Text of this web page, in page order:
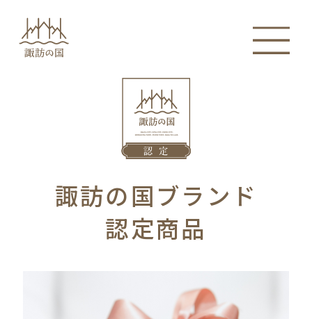
諏訪の国ブランド
認定商品